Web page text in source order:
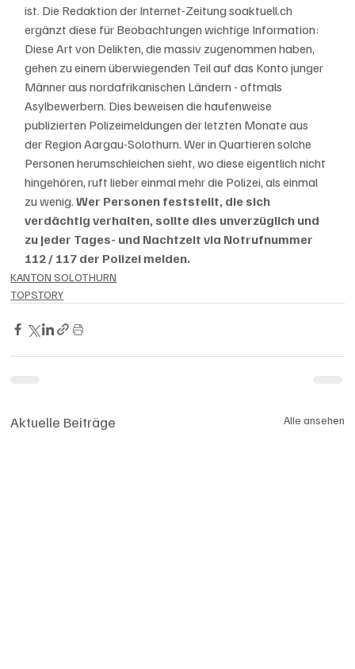
ist. Die Redaktion der Internet-Zeitung soaktuell.ch
ergänzt diese für Beobachtungen wichtige Information:
Diese Art von Delikten, die massiv zugenommen haben,
gehen zu einem überwiegenden Teil auf das Konto junger
Männer aus nordafrikanischen Ländern - oftmals
Asylbewerbern. Dies beweisen die haufenweise
publizierten Polizeimeldungen der letzten Monate aus
der Region Aargau-Solothurn. Wer in Quartieren solche
Personen herumschleichen sieht, wo diese eigentlich nicht
hingehören, ruft lieber einmal mehr die Polizei, als einmal
zu wenig. Wer Personen feststellt, die sich
verdächtig verhalten, sollte dies unverzüglich und
zu jeder Tages- und Nachtzeit via Notrufnummer
112 / 117 der Polizei melden.
KANTON SOLOTHURN
TOPSTORY
Aktuelle Beiträge Alle ansehen